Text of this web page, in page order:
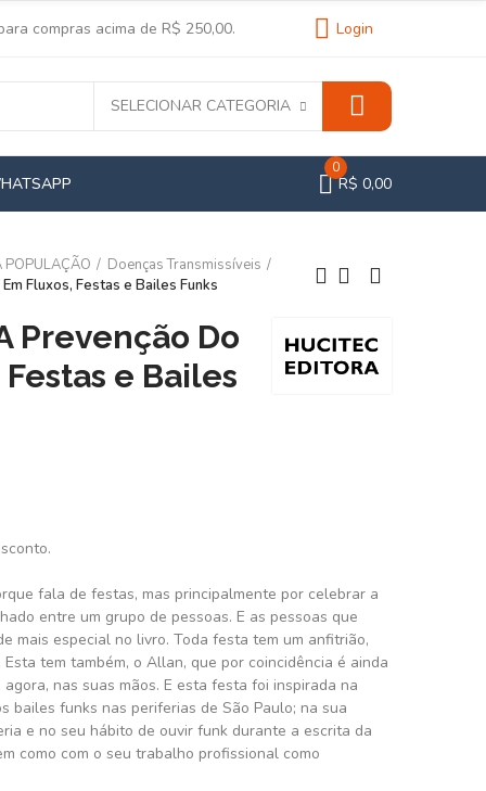
compras acima de R$ 250,00. Login
SELECIONAR CATEGORIA
0
R$ 0,00
POPULAÇÃO
Doenças Transmissíveis
Fluxos, Festas e Bailes Funks
Prevenção Do
Festas e Bailes
fala de festas, mas principalmente por celebrar a
entre um grupo de pessoas. E as pessoas que
mais especial no livro. Toda festa tem um anfitrião,
tem também, o Allan, que por coincidência é ainda
nas suas mãos. E esta festa foi inspirada na
bailes funks nas periferias de São Paulo; na sua
e no seu hábito de ouvir funk durante a escrita da
como com o seu trabalho profissional como